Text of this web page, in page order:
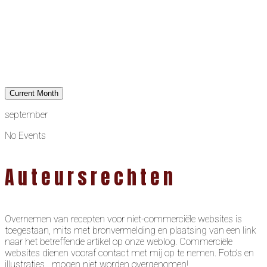
Current Month
september
No Events
Auteursrechten
Overnemen van recepten voor niet-commerciële websites is
toegestaan, mits met bronvermelding en plaatsing van een link
naar het betreffende artikel op onze weblog. Commerciële
websites dienen vooraf contact met mij op te nemen. Foto’s en
illustraties mogen niet worden overgenomen!